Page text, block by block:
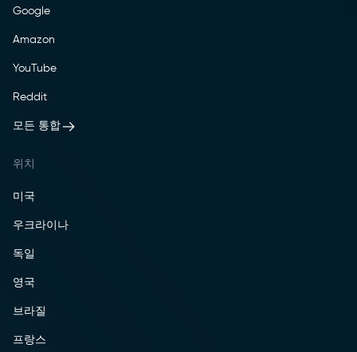
Google
Amazon
YouTube
Reddit
모든 통합
위치
미국
우크라이나
독일
영국
브라질
프랑스